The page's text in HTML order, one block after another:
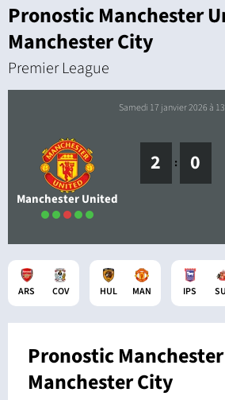
Pronostic Manchester
Manchester City
Premier League
Manchester United
2 : 0
samedi 17 janvier 2026 à
ARS COV HUL MAN IPS
Pronostic
Manchester City